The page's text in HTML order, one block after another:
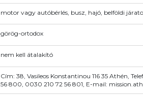
motor vagy autóbérlés, busz, hajó, belföldi
görög-ortodox
nem kell átalakító
Cím: 38, Vasileos Konstantinou 116 35 Athén,
56 800, 0030 210 72 56 801, E-mail: